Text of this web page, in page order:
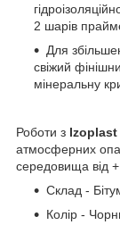
2 шарів
Для
свіжий
мінеральну
Роботи з Izoplast
атмосферних
середовища від
Склад -
Колір -